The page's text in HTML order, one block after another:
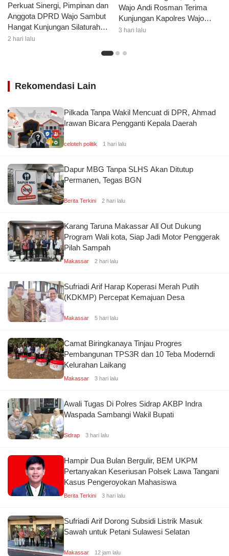
Perkuat Sinergi, Pimpinan dan
Anggota DPRD Wajo Sambut
Hangat Kunjungan Silaturahmi
Kapolres Wajo yang Baru
2 hari lalu
Wajo Andi Rosman Terima
Kunjungan Kapolres Wajo
AKBP Douglas Mahendrajaya
3 hari lalu
Rekomendasi Lain
Pilkada Tanpa Wakil Mencuat di DPR, Ahmad
Irawan Bicara Pengganti Kepala Daerah
celoteh politik 1 hari lalu
Dapur MBG Tanpa SLHS Akan Ditutup
Permanen, Tegas BGN
Berita Terkini 2 hari lalu
Karang Taruna Makassar All Out Dukung
Program Wali kota, Siap Jadi Motor Penggerak
Pilah Sampah
Makassar 2 hari lalu
Sufriadi Arif Harap Koperasi Merah Putih
(KDKMP) Percepat Kemajuan Desa
Makassar 5 hari lalu
Camat Biringkanaya Tinjau Progres
Pembangunan TPS3R dan 10 Teba Moderndi
Kelurahan Laikang
Makassar 3 hari lalu
Awali Tugas Di Polres Sidrap AKBP Indra
Waspada Sambangi Wakil Bupati
Sidrap 3 hari lalu
Hampir Dua Bulan Bergulir, BEM UKPM
Pertanyakan Keseriusan Polsek Lawa Tangani
Kasus Pengeroyokan Mahasiswa
Berita Terkini 3 hari lalu
Sufriadi Arif Dorong Subsidi Listrik Masuk
Sawah untuk Petani Sulawesi Selatan
Makassar 12 jam lalu